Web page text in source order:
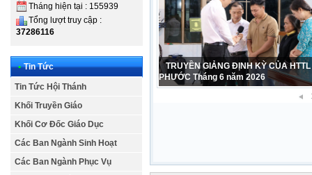
Tháng hiện tại : 155939
Tổng lượt truy cập :
37286116
• Tin Tức
Tin Tức Hội Thánh
Khối Truyền Giáo
Khối Cơ Đốc Giáo Dục
Các Ban Ngành Sinh Hoạt
Các Ban Ngành Phục Vụ
CẢM TẠ – SINH NHẬT LẦN THỨ 42
PHỤ NỮ HTTL VĨNH PHƯỚC 1984 –